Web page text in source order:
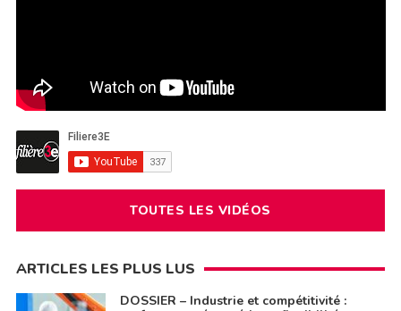
TOUTES LES VIDÉOS
ARTICLES LES PLUS LUS
DOSSIER – Industrie et compétitivité :